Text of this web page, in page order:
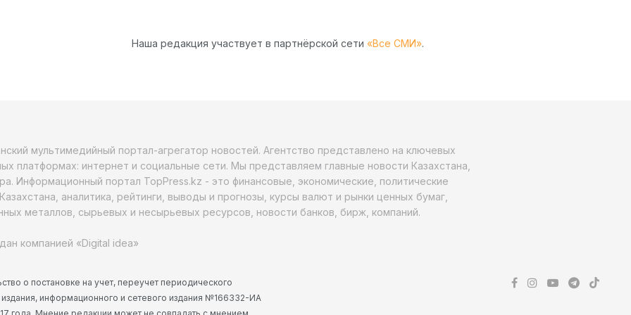
Наша редакция участвует в партнёрской сети «Все СМИ».
мультимедийный портал-агрегатор новостей. Агентство представлено на ключевых
платформах: интернет и социальные сети. Мы представляем главные новости Казахстана,
Информационный портал TopPress.kz - это финансовые, экономические, политические
аналитика, рейтинги, выводы и прогнозы, курсы валют и рынки ценных бумаг,
металлов, сырьевых и несырьевых ресурсов, новости банков, бирж, компаний.
компанией «Digital idea»
о постановке на учет, переучет периодического
издания, информационного и сетевого издания №166332-ИА